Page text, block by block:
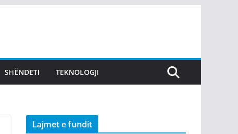
SHËNDETI TEKNOLOGJI
Lajmet e fundit